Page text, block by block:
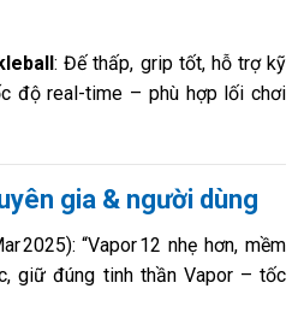
: Đế thấp, grip tốt, hỗ trợ kỹ
độ real-time – phù hợp lối chơi
gia & người dùng
2025): “Vapor 12 nhẹ hơn, mềm
giữ đúng tinh thần Vapor – tốc